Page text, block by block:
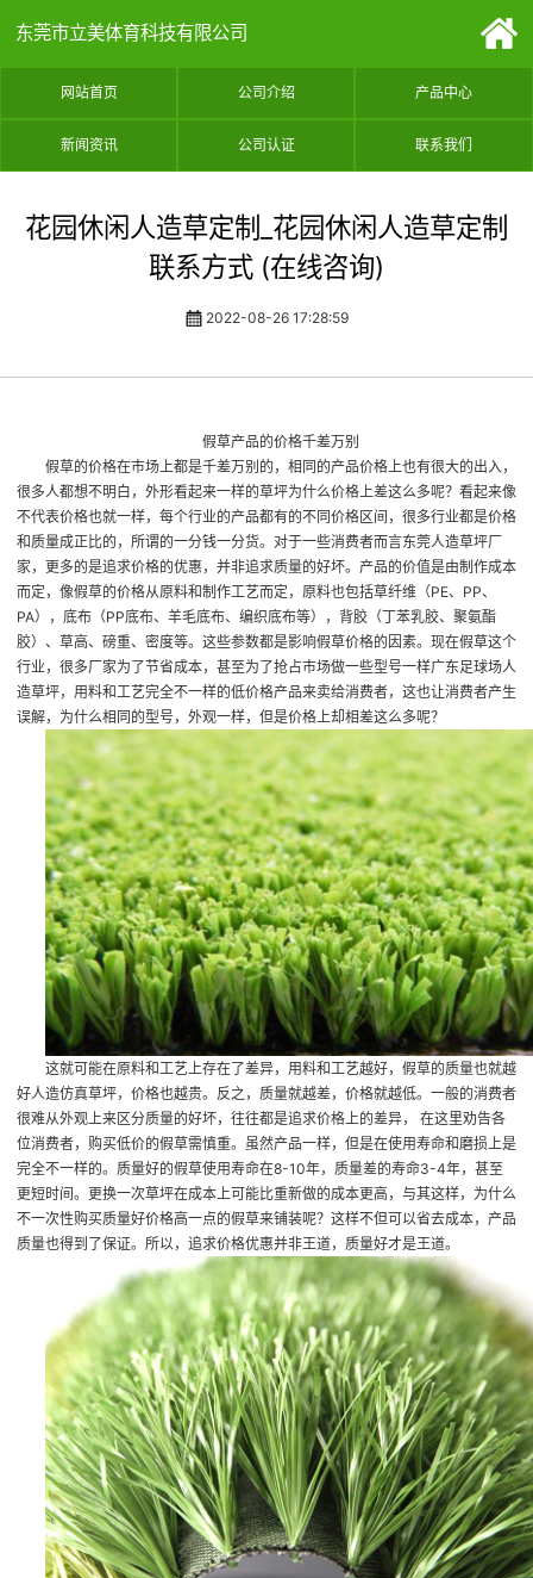
东莞市立美体育科技有限公司
网站首页 公司介绍 产品中心
新闻资讯 公司认证 联系我们
花园休闲人造草定制_花园休闲人造草定制
联系方式 (在线咨询)
2022-08-26 17:28:59
假草产品的价格千差万别
假草的价格在市场上都是千差万别的，相同的产品价格上也有很大的出入，
很多人都想不明白，外形看起来一样的草坪为什么价格上差这么多呢？看起来像
不代表价格也就一样，每个行业的产品都有的不同价格区间，很多行业都是价格
和质量成正比的，所谓的一分钱一分货。对于一些消费者而言东莞人造草坪厂
家 ，更多的是追求价格的优惠，并非追求质量的好坏。产品的价值是由制作成本
而定，像假草的价格从原料和制作工艺而定，原料也包括草纤维（PE、PP、
PA），底布（PP底布、羊毛底布、编织底布等），背胶（丁苯乳胶、聚氨酯
胶）、草高、磅重、密度等。这些参数都是影响假草价格的因素。现在假草这个
行业，很多厂家为了节省成本，甚至为了抢占市场做一些型号一样广东足球场人
造草坪，用料和工艺完全不一样的低价格产品来卖给消费者，这也让消费者产生
误解，为什么相同的型号，外观一样，但是价格上却相差这么多呢？
这就可能在原料和工艺上存在了差异，用料和工艺越好，假草的质量也就越
好人造仿真草坪，价格也越贵。反之，质量就越差，价格就越低。一般的消费者
很难从外观上来区分质量的好坏，往往都是追求价格上的差异， 在这里劝告各
位消费者，购买低价的假草需慎重。虽然产品一样，但是在使用寿命和磨损上是
完全不一样的。质量好的假草使用寿命在8-10年，质量差的寿命3-4年，甚至
更短时间。更换一次草坪在成本上可能比重新做的成本更高，与其这样，为什么
不一次性购买质量好价格高一点的假草来铺装呢？这样不但可以省去成本，产品
质量也得到了保证。所以，追求价格优惠并非王道，质量好才是王道。